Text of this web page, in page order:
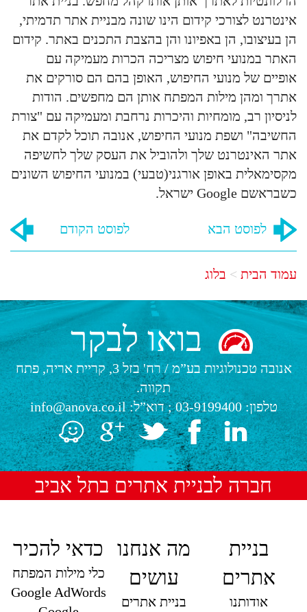
אינטרנט לצורכי קידום הינו שונה מבניית אתר תדמיתי,
הן בעיצובו, הן באפיונו והן בהצבת התכנים באתר. קידום
האתר במנועי חיפוש מצריכה הכרות מעמיקה עם
אופיים של מנועי החיפוש, האופן בהם הם סורקים את
אתרך ומהן מילות המפתח אותן הם מחפשים. הודות
לניסיון רב, מומחיות והיכרות נרחבת ומעמיקה עם "צורת
החשיבה" ושפת מנועי החיפוש, אנובה תוכל לקדם את
אתר האינטרנט שלך ולהוביל את העסק שלך לחשיפה
מקסימאלית באופן אורגני(טבעי) במנועי החיפוש השונים
כשבראשם Google ישראל.
לפוסט הקודם לפוסט הבא
עמוד הבית בלוג
בואו לבקר
אנובה טכנולוגיות בע”מ/
רח' בזל 3, קריית אריה, פתח
תקווה.
טלפון:03-9199400; דוא”ל:info@anova.co.il
חברה לבניית אתרים בתל אביב
בניית
אתרים
אודותנו
מה אנחנו
עושים
בניית אתרים
כדאי להכיר
כלי מילות המפתח
Google AdWords